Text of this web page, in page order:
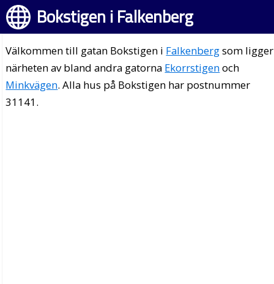
Bokstigen i Falkenberg
Välkommen till gatan Bokstigen i Falkenbergsom
närheten av bland andra gatorna Ekorrstigenoch
Minkvägen. Alla hus på Bokstigen har postnummer
31141.